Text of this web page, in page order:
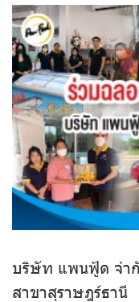
บริษัท แพนฟู้ด จำกั
สาขาสุราษฎร์ธานี